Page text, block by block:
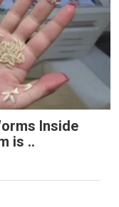
Inside
is ..